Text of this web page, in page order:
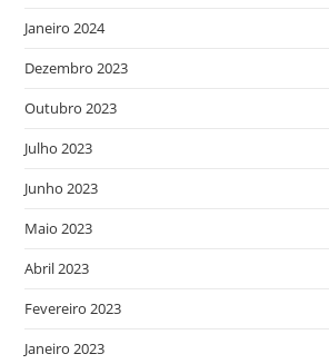
Janeiro 2024
Dezembro 2023
Outubro 2023
Julho 2023
Junho 2023
Maio 2023
Abril 2023
Fevereiro 2023
Janeiro 2023